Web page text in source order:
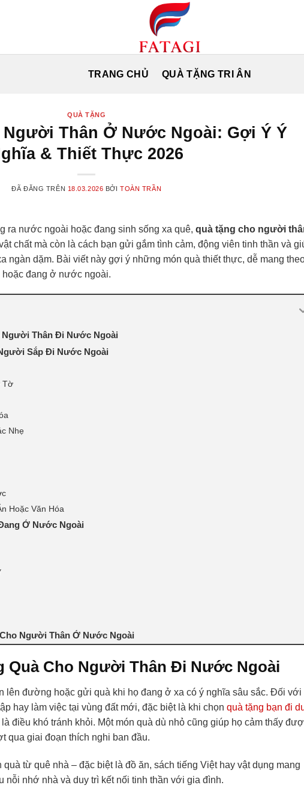
TRANG CHỦ QUÀ TẶNG TRI ÂN
QUÀ TẶNG
Người Thân Ở Nước Ngoài: Gợi Ý Ý
& Thiết Thực 2026
ĐÃ ĐĂNG TRÊN 18.03.2026 BỞITOÀN TRẦN
ra nước ngoài hoặc đang sinh sống xa quê, quà tặng cho người
chất mà còn là cách bạn gửi gắm tình cảm, động viên tinh thần và
ngàn dặm. Bài viết này gợi ý những món quà thiết thực, dễ mang
đang ở nước ngoài.
Người Thân Đi Nước Ngoài
Sắp Đi Nước Ngoài
Tờ
Nhẹ
Hoặc Văn Hóa
Ở Nước Ngoài
Người Thân Ở Nước Ngoài
Quà Cho Người Thân Đi Nước Ngoài
lên đường hoặc gửi quà khi họ đang ở xa có ý nghĩa sâu sắc. Đối với
hay làm việc tại vùng đất mới, đặc biệt là khi chọn quà tặng bạn đi
điều khó tránh khỏi. Một món quà dù nhỏ cũng giúp họ cảm thấy
qua giai đoạn thích nghi ban đầu.
từ quê nhà – đặc biệt là đồ ăn, sách tiếng Việt hay vật dụng mang
nỗi nhớ nhà và duy trì kết nối tinh thần với gia đình.